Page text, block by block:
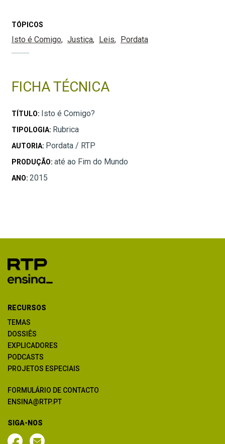
TÓPICOS
Isto é Comigo Justiça Leis Pordata
FICHA TÉCNICA
TÍTULO: Isto é Comigo?
TIPOLOGIA: Rubrica
AUTORIA: Pordata / RTP
PRODUÇÃO: até ao Fim do Mundo
ANO: 2015
RECURSOS
TEMAS
DOSSIÊS
EXPLICADORES
PODCASTS
PROJETOS ESPECIAIS
FORMULÁRIO DE CONTACTO
ENSINA@RTP.PT
SIGA-NOS